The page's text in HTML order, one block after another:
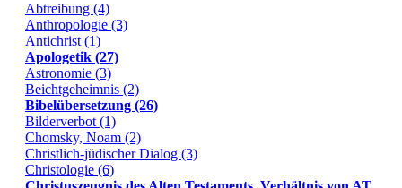
Abtreibung (4)
Anthropologie (3)
Antichrist (1)
Apologetik (27)
Astronomie (3)
Beichtgeheimnis (2)
Bibelübersetzung (26)
Bilderverbot (1)
Chomsky, Noam (2)
Christlich-jüdischer Dialog (3)
Christologie (6)